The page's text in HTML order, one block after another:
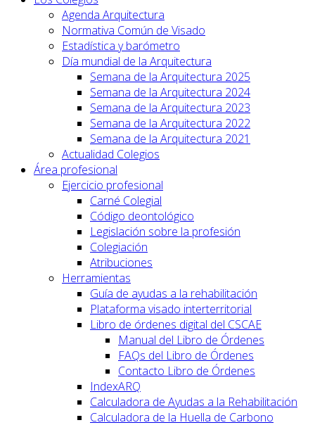
Agenda Arquitectura
Normativa Común de Visado
Estadística y barómetro
Día mundial de la Arquitectura
Semana de la Arquitectura 2025
Semana de la Arquitectura 2024
Semana de la Arquitectura 2023
Semana de la Arquitectura 2022
Semana de la Arquitectura 2021
Actualidad Colegios
Área profesional
Ejercicio profesional
Carné Colegial
Código deontológico
Legislación sobre la profesión
Colegiación
Atribuciones
Herramientas
Guía de ayudas a la rehabilitación
Plataforma visado interterritorial
Libro de órdenes digital del CSCAE
Manual del Libro de Órdenes
FAQs del Libro de Órdenes
Contacto Libro de Órdenes
IndexARQ
Calculadora de Ayudas a la Rehabilitación
Calculadora de la Huella de Carbono